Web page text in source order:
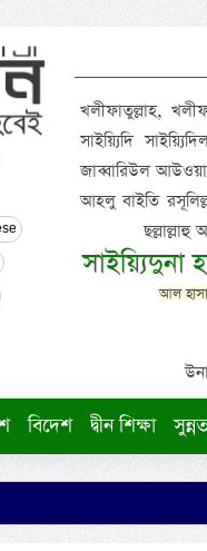
খলীফাতুল্লাহ,
সাইয়্যিদি
জাব্বারিউল
আহলু বাইতি
সাইয়্যিদুনা
আল
বিদেশ দ্বীন শিক্ষা